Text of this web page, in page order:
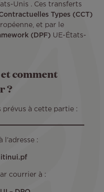
Unis . Ces transferts
Types (CCT)
et par le
(DPF) UE-États-
et comment
?
prévus à cette partie :
l’adresse :
courrier à :